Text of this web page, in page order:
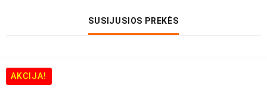
SUSIJUSIOS PREKĖS
AKCIJA!